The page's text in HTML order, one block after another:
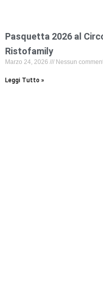
Pasquetta 2026 al
Ristofamily
Marzo 24, 2026 Nessun
Leggi Tutto »